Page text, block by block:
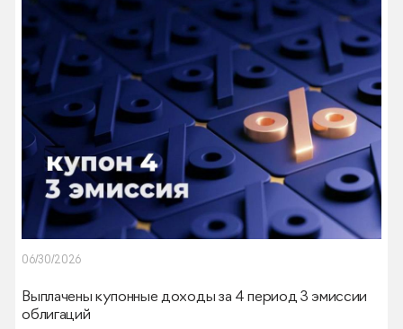
06/30/2026
Выплачены купонные доходы за 4 период 3 эмиссии
облигаций